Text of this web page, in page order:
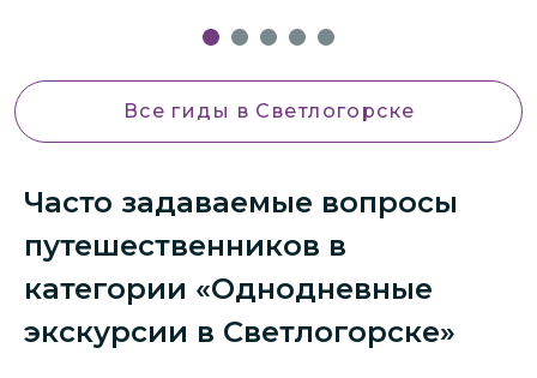
Все гиды в Светлогорске
Часто задаваемые вопросы
путешественников в
категории «Однодневные
экскурсии в Светлогорске»